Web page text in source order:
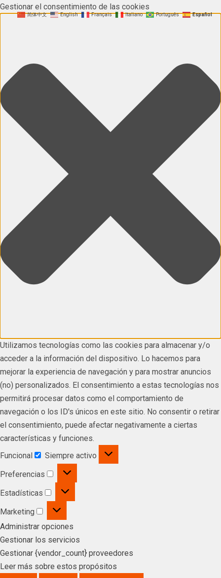
Gestionar el consentimiento de las cookies
Utilizamos tecnologías como las cookies para almacenar y/o
acceder a la información del dispositivo. Lo hacemos para
mejorar la experiencia de navegación y para mostrar anuncios
(no) personalizados. El consentimiento a estas tecnologías nos
permitirá procesar datos como el comportamiento de
navegación o los ID's únicos en este sitio. No consentir o retirar
el consentimiento, puede afectar negativamente a ciertas
características y funciones.
Funcional
Siempre activo
Preferencias
Estadísticas
Marketing
Administrar opciones
Gestionar los servicios
Gestionar {vendor_count} proveedores
Leer más sobre estos propósitos
简体中文 English Français Italiano Português Español